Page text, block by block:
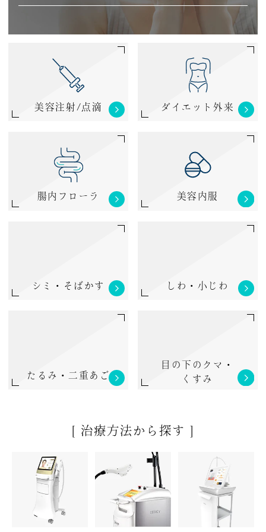
美容注射/点滴 ダイエット外来
腸内フローラ 美容内服
シミ・そばかす しわ・小じわ
たるみ・二重あご
目の下のクマ・
くすみ
[ 治療方法から探す ]